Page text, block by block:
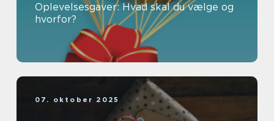
Oplevelsesgaver: Hvad skal du vælge og
hvorfor?
07. oktober 2025